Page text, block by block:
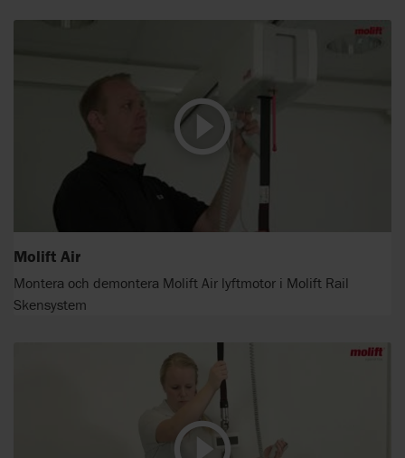
Molift Air
Montera och demontera Molift Air lyftmotor i Molift Rail
Skensystem